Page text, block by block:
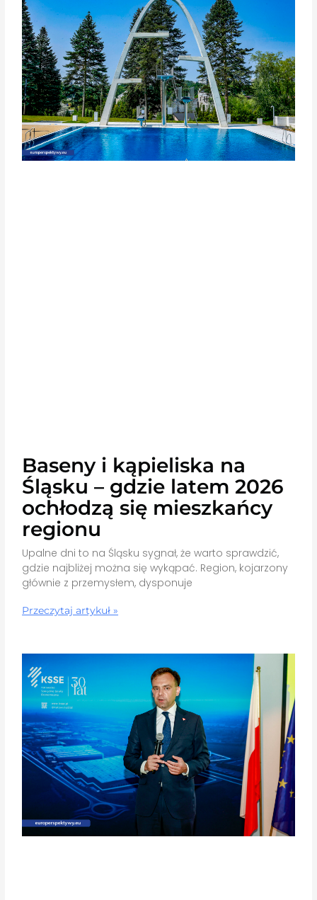
Baseny i kąpieliska na
Śląsku – gdzie latem 2026
ochłodzą się mieszkańcy
regionu
Upalne dni to na Śląsku sygnał, że warto sprawdzić,
gdzie najbliżej można się wykąpać. Region, kojarzony
głównie z przemysłem, dysponuje
Przeczytaj artykuł »